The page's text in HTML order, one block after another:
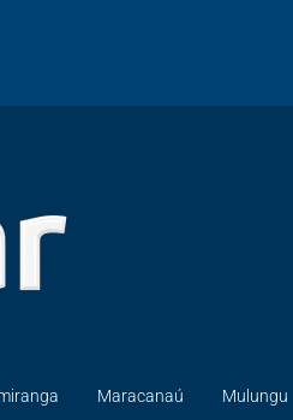
Maracanaú Mulungu